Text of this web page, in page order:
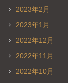
2023年2月
2023年1月
2022年12月
2022年11月
2022年10月